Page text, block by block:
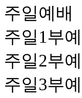
주일예배
주일1부
주일2부
주일3부